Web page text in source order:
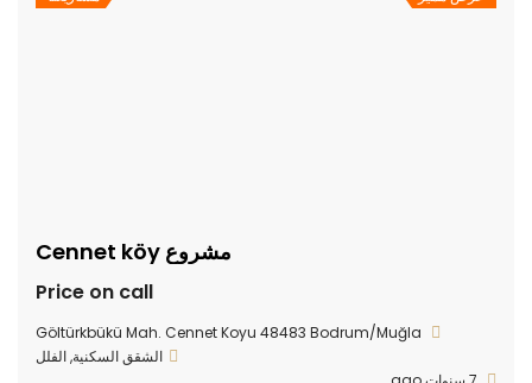
مشروع Cennet köy
Price on call
Göltürkbükü Mah. Cennet Koyu 48483 Bodrum/Muğla
الشقق السكنية,الفلل